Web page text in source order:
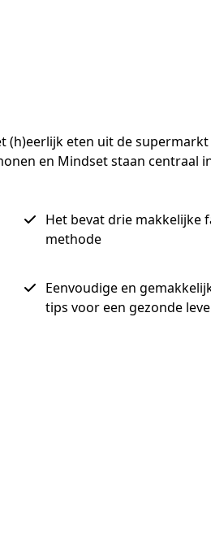
(h)eerlijk eten uit de supermarkt
en Mindset staan centraal
Het bevat drie makkelijke
methode
Eenvoudige en
tips voor een gezonde